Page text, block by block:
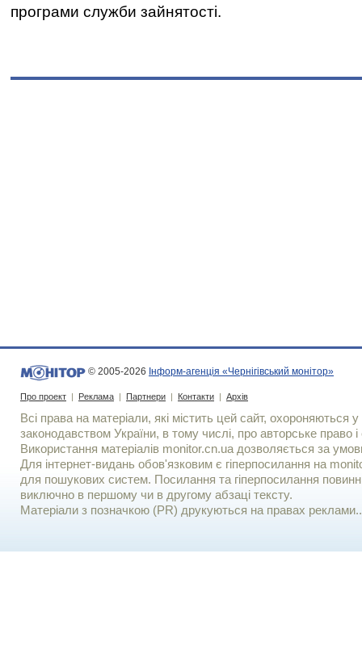
програми служби зайнятості.
© 2005-2026 Інформ-агенція «Чернігівський монітор»
Про проект | Реклама | Партнери | Контакти | Архів
Всі права на матеріали, які містить цей сайт, охороняються у
законодавством України, в тому числі, про авторське право і
Використання матерiалiв monitor.cn.ua дозволяється за
Для iнтернет-видань обов'язковим є гiперпосилання на
для пошукових систем. Посилання та гіперпосилання
виключно в першому чи в другому абзаці тексту.
Матеріали з позначкою (PR) друкуються на правах реклами..